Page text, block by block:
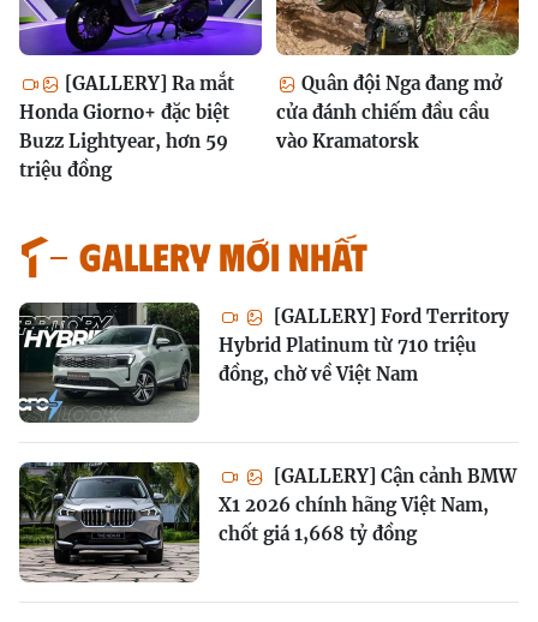
[GALLERY] Ra mắt
Honda Giorno+ đặc biệt
Buzz Lightyear, hơn 59
triệu đồng
Quân đội Nga đang mở
cửa đánh chiếm đầu cầu
vào Kramatorsk
GALLERY MỚI NHẤT
[GALLERY] Ford Territory
Hybrid Platinum từ 710 triệu
đồng, chờ về Việt Nam
[GALLERY] Cận cảnh BMW
X1 2026 chính hãng Việt Nam,
chốt giá 1,668 tỷ đồng